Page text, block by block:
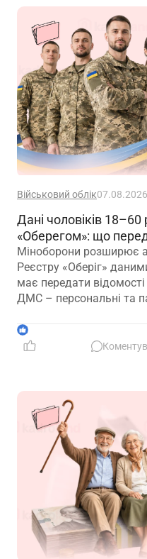
Військовий облік07.08.2026
Дані чоловіків 18–60
«Оберегом»: що
Міноборони розширює
Реєстру «Оберіг»
має передати
ДМС – персональні та
1